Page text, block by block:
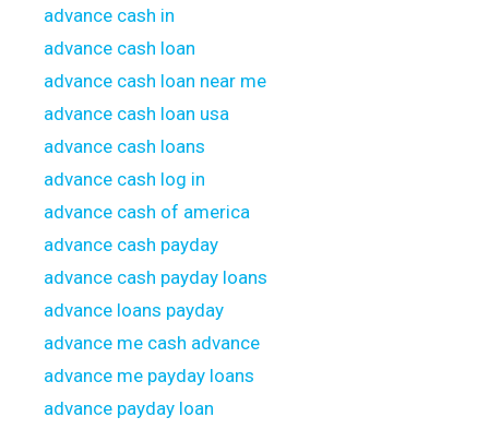
advance cash in
advance cash loan
advance cash loan near me
advance cash loan usa
advance cash loans
advance cash log in
advance cash of america
advance cash payday
advance cash payday loans
advance loans payday
advance me cash advance
advance me payday loans
advance payday loan